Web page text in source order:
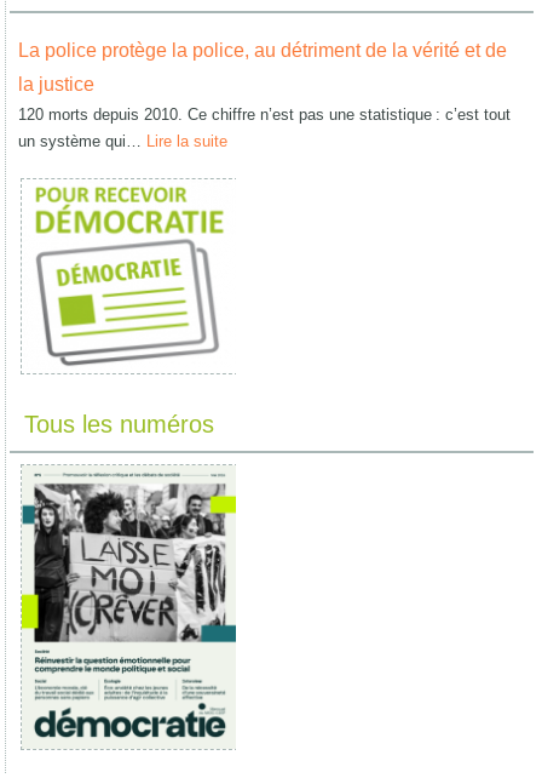
La police protège la police, au détriment de la vérité et de
la justice
120 morts depuis 2010. Ce chiffre n’est pas une statistique : c’est tout
un système qui… Lire la suite
Tous les numéros